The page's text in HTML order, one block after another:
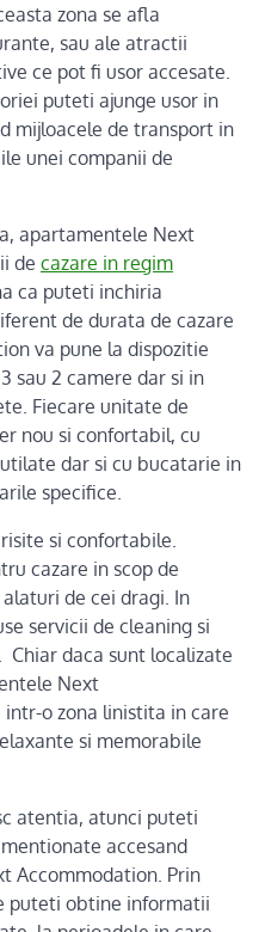
zona se afla
sau ale atractii
ce pot fi usor accesate.
puteti ajunge usor in
mijloacele de transport in
unei companii de
apartamentele Next
de cazare in regim
ca puteti inchiria
de durata de cazare
va pune la dispozitie
sau 2 camere dar si in
Fiecare unitate de
nou si confortabil, cu
dar si cu bucatarie in
specifice.
si confortabile.
cazare in scop de
de cei dragi. In
servicii de cleaning si
daca sunt localizate
Next
o zona linistita in care
si memorabile
atentia, atunci puteti
accesand
Accommodation. Prin
puteti obtine informatii